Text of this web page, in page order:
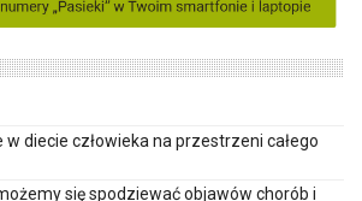
diecie człowieka na przestrzeni całego
się spodziewać objawów chorób i